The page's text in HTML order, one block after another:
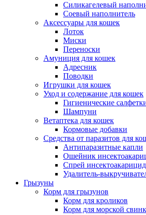
Силикагелевый
Соевый наполнитель
Аксессуары для кошек
Лоток
Миски
Переноски
Амуниция для кошек
Адресник
Поводки
Игрушки для кошек
Уход и содержание для кошек
Гигиенические
Шампуни
Ветаптека для кошек
Кормовые добавки
Средства от паразитов для
Антипаразитные капли
Ошейник
Спрей
Удалитель-
Грызуны
Корм для грызунов
Корм для кроликов
Корм для морской